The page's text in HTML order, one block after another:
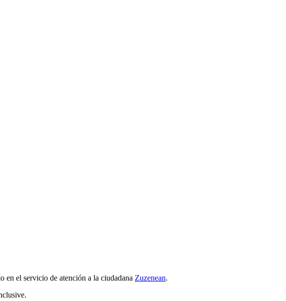
en el servicio de atención a la ciudadana Zuzenean.